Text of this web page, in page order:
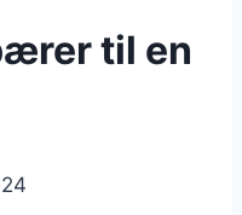
til en